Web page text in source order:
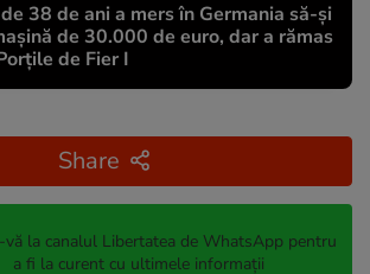
38 de ani a mers în Germania să-și
de 30.000 de euro, dar a rămas
de Fier I
Share
la canalul Libertatea de WhatsApp pentru
a fi la curent cu ultimele informații